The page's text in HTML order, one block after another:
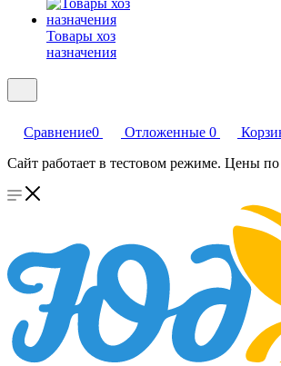
Товары хоз
назначения
Сравнение0 Отложенные 0
Сайт работает в тестовом режиме. Цены по